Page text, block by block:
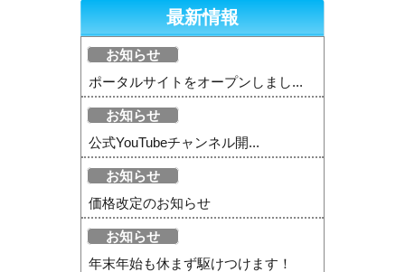
最新情報
お知らせ
ポータルサイトをオープンしまし...
お知らせ
公式YouTubeチャンネル開...
お知らせ
価格改定のお知らせ
お知らせ
年末年始も休まず駆けつけます！